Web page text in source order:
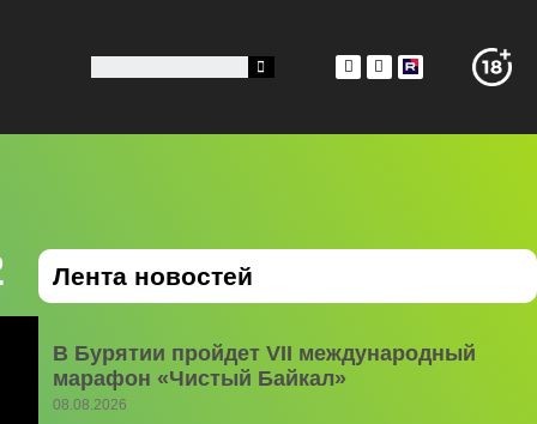
Лента новостей
В Бурятии пройдет VII международный
марафон «Чистый Байкал»
08.08.2026